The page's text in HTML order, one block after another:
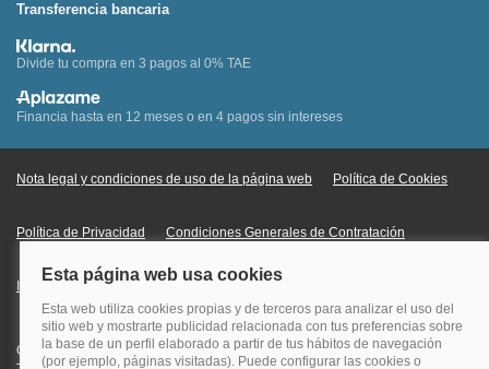
Transferencia bancaria
Divide tu compra en 3 pagos al 0% TAE
Financia hasta en 12 meses o en 4 pagos sin intereses
Nota legal y condiciones de uso de la página web Política de Cookies
Política de Privacidad Condiciones Generales de Contratación
Información Legal sobre Mercados en Línea
Quehoteles.com - Especialistas en hoteles © Copyright Veturis Travel S.A.